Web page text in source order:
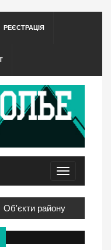
РЕЄСТРАЦІЯ
Toggle
navigation
Об'єкти району